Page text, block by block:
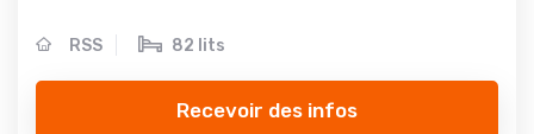
RSS 82 lits
Recevoir des infos